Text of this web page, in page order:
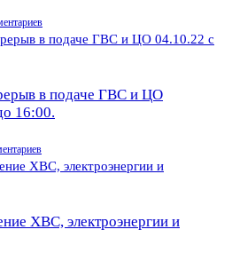
в подаче ГВС и ЦО
16:00.
ХВС, электроэнергии и